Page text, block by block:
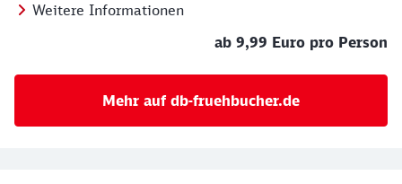
Weitere Informationen
ab 9,99 Euro pro Person
Mehr auf db-fruehbucher.de